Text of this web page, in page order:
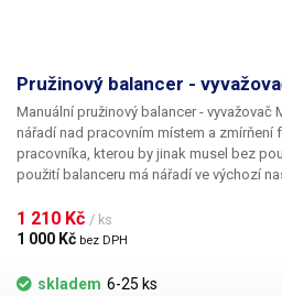
Pružinový balancer -
Manuální pružinový balancer - vyvažovač
nářadí nad pracovním místem a zmírňení
pracovníka, kterou by jinak musel bez
použití balanceru má nářadí ve výchozí
vždy v optimální výšce a poloze, což
Vaši práci. Společně s vyšší efektivitou a
nářadí na zem, ani jiné poranění
1 210 Kč / ks
1 000 Kč bez DPH
skladem 6-25 ks